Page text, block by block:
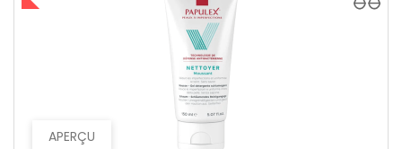
APERÇU